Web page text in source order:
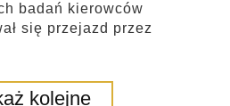
badań kierowców
się przejazd przez
kolejne